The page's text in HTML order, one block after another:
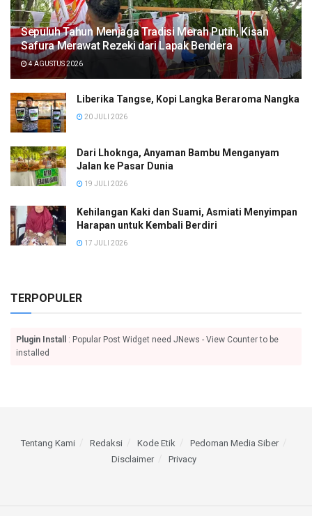
Sepuluh Tahun Menjaga Tradisi Merah Putih, Kisah
Safura Merawat Rezeki dari Lapak Bendera
4 AGUSTUS 2026
Liberika Tangse, Kopi Langka Beraroma Nangka
20 JULI 2026
Dari Lhoknga, Anyaman Bambu Menganyam
Jalan ke Pasar Dunia
19 JULI 2026
Kehilangan Kaki dan Suami, Asmiati Menyimpan
Harapan untuk Kembali Berdiri
17 JULI 2026
TERPOPULER
Plugin Install
: Popular Post Widget need JNews - View Counter to be
installed
Tentang Kami Redaksi Kode Etik
Pedoman Media Siber
Disclaimer
Privacy